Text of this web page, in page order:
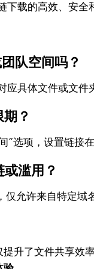
载的高效、安全
队空间吗？
具体文件或文
？
”选项，设置链接
滥用？
允许来自特定域
升了文件共享效